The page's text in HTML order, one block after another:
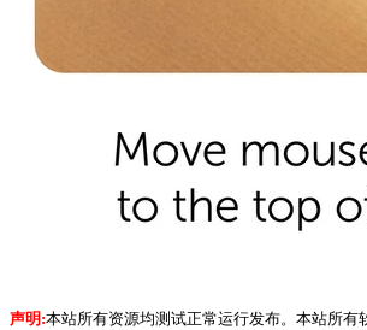
声明:本站所有资源均测试正常运行发布。本站所有